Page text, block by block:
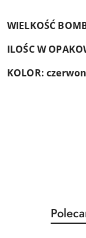
WIELKOŚĆ
ILOŚC W
KOLOR:
Pomiń
o